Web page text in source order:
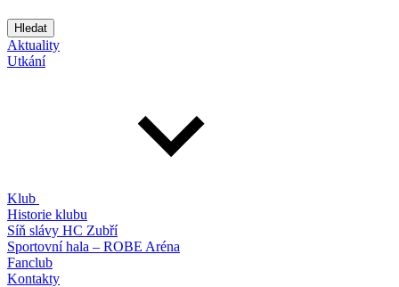
Hledat
Aktuality
Utkání
Klub
Historie klubu
Síň slávy HC Zubří
Sportovní hala – ROBE Aréna
Fanclub
Kontakty